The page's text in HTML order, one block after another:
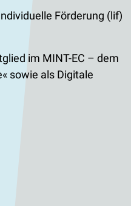
Förderung (lif)
im MINT-EC – dem
sowie als Digitale